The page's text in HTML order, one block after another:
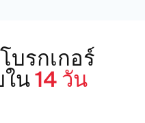
บรกเกอร์
น14 วัน